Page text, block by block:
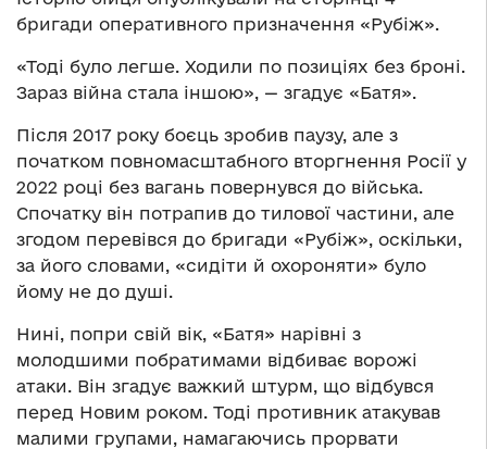
бригади оперативного призначення «Рубіж».
«Тоді було легше. Ходили по позиціях без броні.
Зараз війна стала іншою», — згадує «Батя».
Після 2017 року боєць зробив паузу, але з
початком повномасштабного вторгнення Росії у
2022 році без вагань повернувся до війська.
Спочатку він потрапив до тилової частини, але
згодом перевівся до бригади «Рубіж», оскільки,
за його словами, «сидіти й охороняти» було
йому не до душі.
Нині, попри свій вік, «Батя» нарівні з
молодшими побратимами відбиває ворожі
атаки. Він згадує важкий штурм, що відбувся
перед Новим роком. Тоді противник атакував
малими групами, намагаючись прорвати